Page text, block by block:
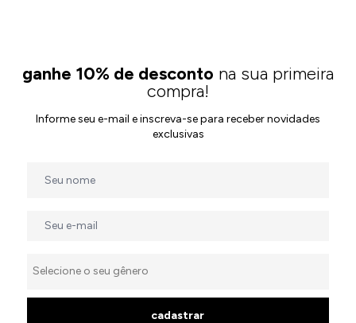
ganhe 10% de desconto na sua primeira
compra!
Informe seu e-mail e inscreva-se para receber novidades
exclusivas
cadastrar